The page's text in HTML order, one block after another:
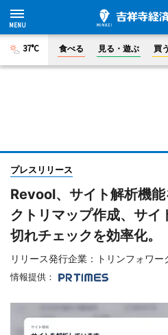
37°C 食べる 見る・遊ぶ 買う
プレスリリース
Revool、サイト解析機
クトリマップ作成、サイ
切れチェックを効率化。
リリース発行企業：トリンフォワー
情報提供：